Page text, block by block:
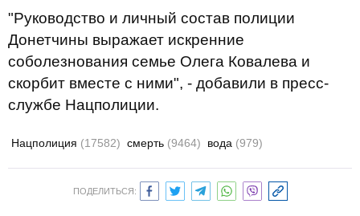
"Руководство и личный состав полиции
Донетчины выражает искренние
соболезнования семье Олега Ковалева и
скорбит вместе с ними", - добавили в пресс-
службе Нацполиции.
Нацполиция (17582) смерть (9464) вода (979)
ПОДЕЛИТЬСЯ: